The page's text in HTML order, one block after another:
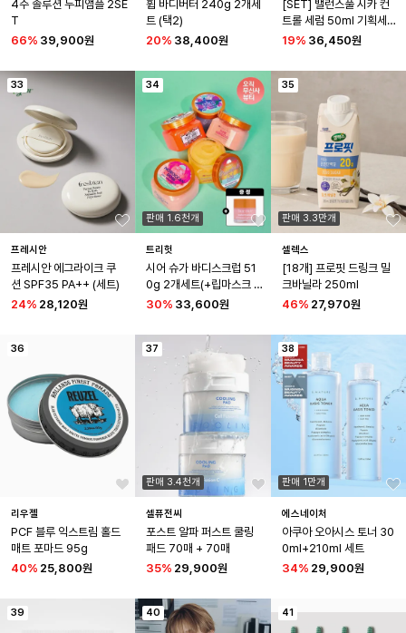
4주 솔루션 두피앰플 2SE
T
66% 39,900원
휩 바디버터 240g 2개세
트 (택2)
20% 38,400원
[SET] 밸런스풀 시카 컨
트롤 세럼 50ml 기획세
트 (시카 컨트롤 세럼 10m
+다이브인 세럼 50ml
(+시카 컨트롤 마스크 1
19% 36,450원
33
프레시안
프레시안 에그라이크 쿠
션 SPF35 PA++ (세트)
24% 28,120원
34
판매 1.6천개
트리헛
시어 슈가 바디스크럽 51
0g 2개세트(+립마스크
워터멜론 증정)
30% 33,600원
35
판매 3.3만개
셀렉스
[18개] 프로핏 드링크 밀
크바닐라 250ml
46% 27,970원
36
리우젤
PCF 블루 익스트림 홀드
매트 포마드 95g
40% 25,800원
37
판매 3.4천개
셀퓨전씨
포스트 알파 퍼스트 쿨링
패드 70매 + 70매
35% 29,900원
38
판매 1만개
에스네이처
아쿠아 오아시스 토너 30
0ml+210ml 세트
34% 29,900원
39 40 41